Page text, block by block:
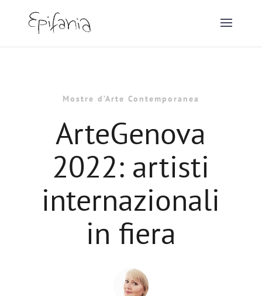
Mostre d’Arte Contemporanea
ArteGenova
2022: artisti
internazionali
in fiera